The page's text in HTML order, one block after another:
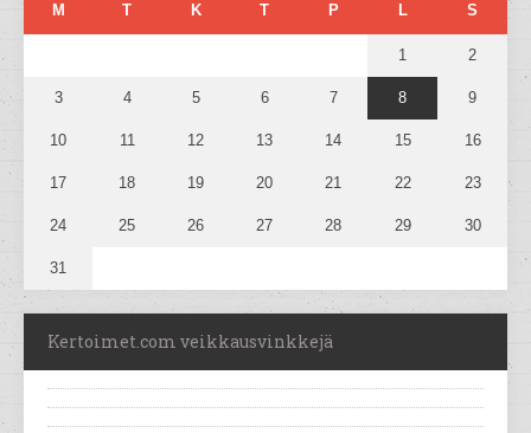
M T K T P L S
1 2
3 4 5 6 7 8 9
10 11 12 13 14 15 16
17 18 19 20 21 22 23
24 25 26 27 28 29 30
31
Kertoimet.com veikkausvinkkejä